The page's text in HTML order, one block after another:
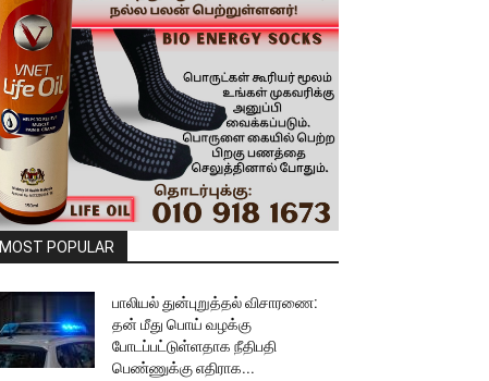
MOST POPULAR
பாலியல் துன்புறுத்தல் விசாரணை:
தன் மீது பொய் வழக்கு
போடப்பட்டுள்ளதாக நீதிபதி
பெண்ணுக்கு எதிராக...